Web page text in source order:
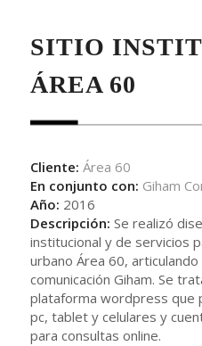
SITIO
ÁREA 60
Cliente: Área 60
En conjunto con: Giham
Año: 2016
Descripción: Se realizó
institucional y de servicios
urbano Área 60, articulando
comunicación Giham. Se
plataforma wordpress que
pc, tablet y celulares y
para consultas online.